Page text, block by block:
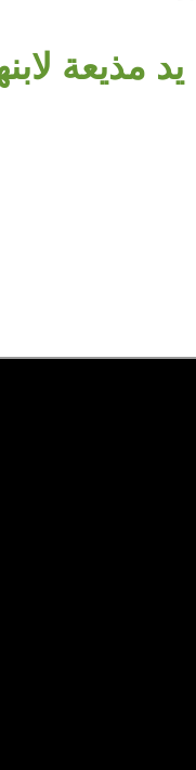
مذيعة